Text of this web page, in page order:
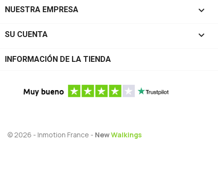
NUESTRA EMPRESA 
SU CUENTA 
INFORMACIÓN DE LA TIENDA
© 2026 - Inmotion France - NewWalkings